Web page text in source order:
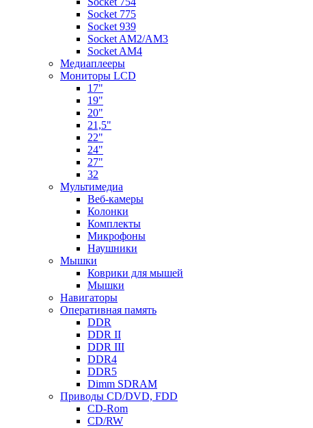
Socket 775
Socket 939
Socket AM2/AM3
Socket AM4
Медиаплееры
Мониторы LCD
17"
19"
20"
21,5"
22"
24"
27"
32
Мультимедиа
Веб-камеры
Колонки
Комплекты
Микрофоны
Наушники
Мышки
Коврики для мышей
Мышки
Навигаторы
Оперативная память
DDR
DDR II
DDR III
DDR4
DDR5
Dimm SDRAM
Приводы СD/DVD, FDD
CD-Rom
CD/RW